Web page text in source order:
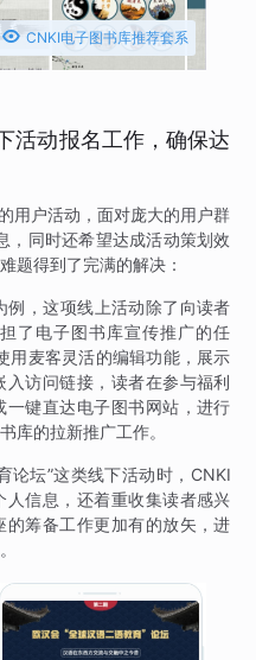
 CNKI电子图书库推荐套系
活动报名工作，确保达
用户活动，面对庞大的用户群
，同时还希望达成活动策划效
题得到了完满的解决：
例，这项线上活动除了向读者
了电子图书库宣传推广的任
用麦客灵活的编辑功能，展示
访问链接，读者在参与福利
键直达电子图书网站，进行
库的拉新推广工作。
论坛”这类线下活动时，CNKI
信息，还着重收集读者感兴
筹备工作更加有的放矢，进